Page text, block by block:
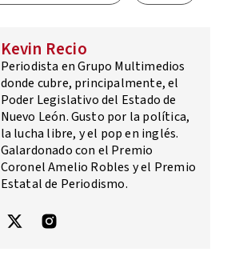
Kevin Recio
Periodista en Grupo Multimedios
donde cubre, principalmente, el
Poder Legislativo del Estado de
Nuevo León. Gusto por la política,
la lucha libre, y el pop en inglés.
Galardonado con el Premio
Coronel Amelio Robles y el Premio
Estatal de Periodismo.